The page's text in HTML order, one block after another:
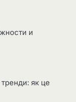
и
як це